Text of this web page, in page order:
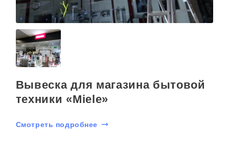
Вывеска для магазина бытовой
техники «Miele»
Смотреть подробнее